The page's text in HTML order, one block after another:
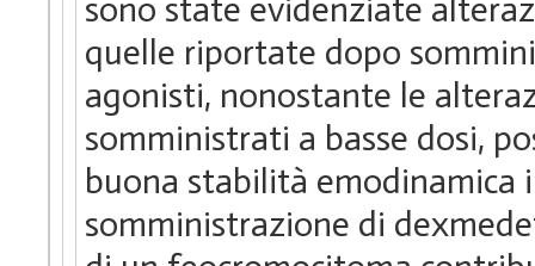
sono state evidenziate
quelle riportate dopo
agonisti, nonostante le
somministrati a basse dosi,
buona stabilità emodinamica
somministrazione di